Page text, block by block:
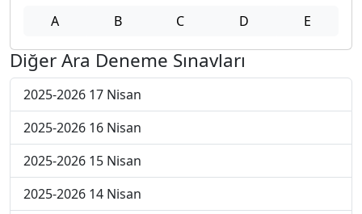
A B C D E
Diğer Ara Deneme Sınavları
2025-2026 17 Nisan
2025-2026 16 Nisan
2025-2026 15 Nisan
2025-2026 14 Nisan